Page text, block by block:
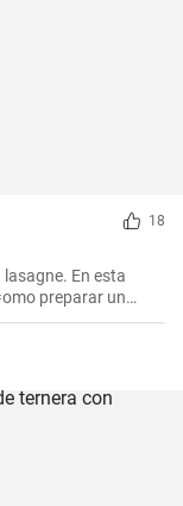
18
En esta
preparar un